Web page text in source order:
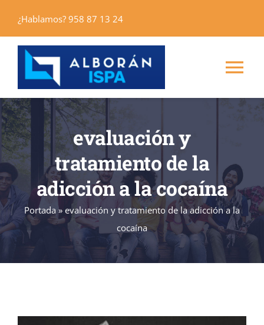
contenido
¿Hablamos? 958 87 13 24
Inicio
Máster
Cursos
Alborán Editores
evaluación y
tratamiento de la
adicción a la cocaína
Portada » evaluación y tratamiento de la adicción a la
cocaína